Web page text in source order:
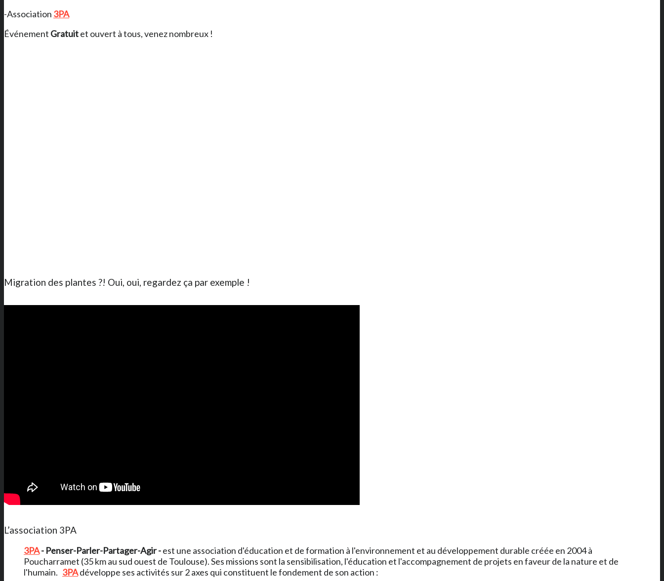
-Association 3PA
Événement Gratuitet ouvert à tous, venez nombreux !
Migration des plantes ?! Oui, oui, regardez ça par exemple !
L’association 3PA
3PA- Penser-Parler-Partager-Agir -est une association d'éducation et de formation à l'environnement et au développement durable créée en 2004 à
Poucharramet (35 km au sud ouest de Toulouse). Ses missions sont la sensibilisation, l'éducation et l'accompagnement de projets en faveur de la nature et de
l'humain. 3PAdéveloppe ses activités sur 2 axes qui constituent le fondement de son action :